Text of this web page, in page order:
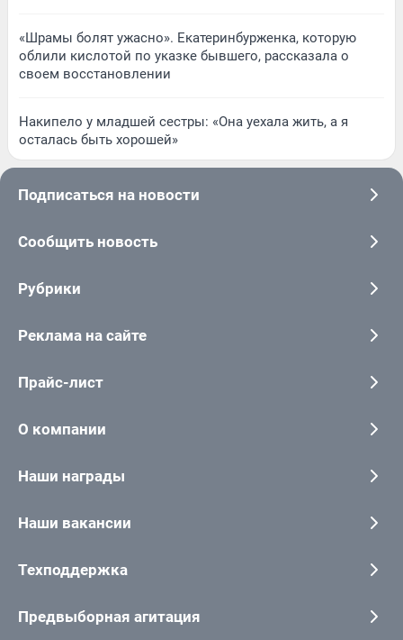
«Шрамы болят ужасно». Екатеринбурженка, которую
облили кислотой по указке бывшего, рассказала о
своем восстановлении
Накипело у младшей сестры: «Она уехала жить, а я
осталась быть хорошей»
Подписаться на новости
Сообщить новость
Рубрики
Реклама на сайте
Прайс-лист
О компании
Наши награды
Наши вакансии
Техподдержка
Предвыборная агитация